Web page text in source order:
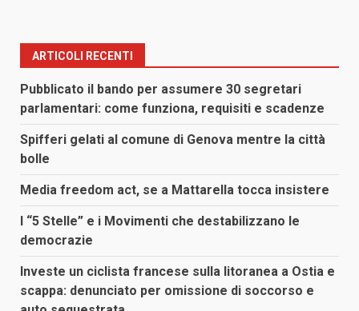
ARTICOLI RECENTI
Pubblicato il bando per assumere 30 segretari
parlamentari: come funziona, requisiti e scadenze
Spifferi gelati al comune di Genova mentre la città
bolle
Media freedom act, se a Mattarella tocca insistere
I “5 Stelle” e i Movimenti che destabilizzano le
democrazie
Investe un ciclista francese sulla litoranea a Ostia e
scappa: denunciato per omissione di soccorso e